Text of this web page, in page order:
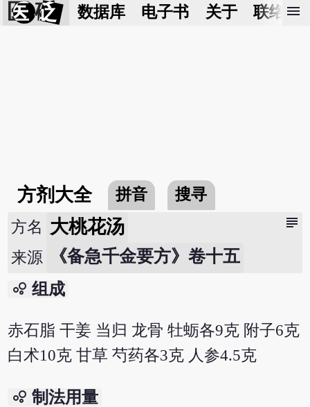
医 砭 数据库 电子书 关于 联络我
menu
方剂大全 拼音 搜寻
subject
方名 大桃花汤
来源 《备急千金要方》卷十五
bubble_chart 组成
赤石脂 干姜 当归 龙骨 牡蛎各9克 附子6克
白术10克 甘草 芍药各3克 人参4.5克
bubble_chart 制法用量